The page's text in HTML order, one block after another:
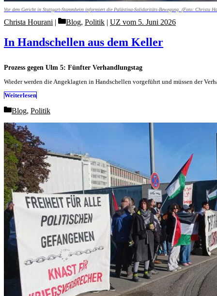
Vor dem Gericht in Stuttgart-Stammheim informiert die Palästina-Solidaritäts-Bewegung. (Foto: Christa
Prozess gegen Ulm 5: Fünfter Verhandlungstag
In Handschellen aus dem Keller
Christa Hourani Categories
Blog, Politik | UZ vom 5. Juni 2026
Wieder werden die Angeklagten in Handschellen vorgeführt und müssen der
Weiterlesen
Categories
Blog, Politik